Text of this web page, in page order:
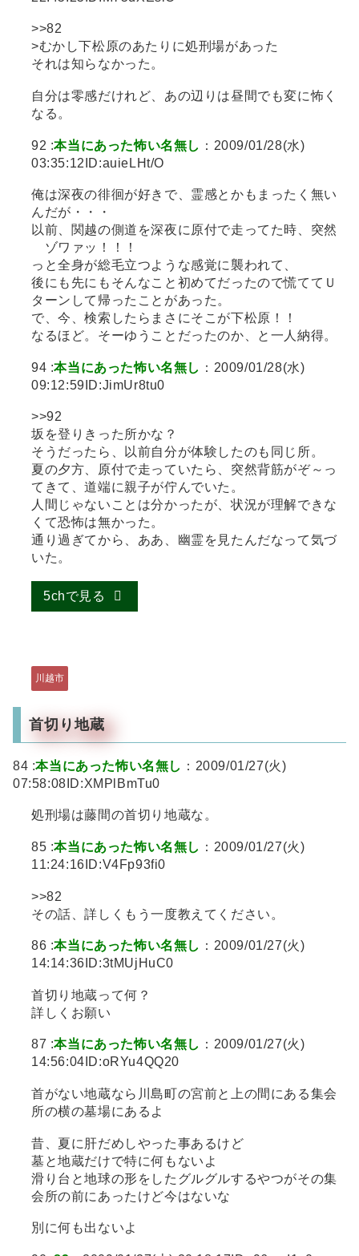
>>82
>むかし下松原のあたりに処刑場があった
それは知らなかった。
自分は零感だけれど、あの辺りは昼間でも変に怖く
なる。
92 :本当にあった怖い名無し ：2009/01/28(水)
03:35:12ID:auieLHt/O
俺は深夜の徘徊が好きで、霊感とかもまったく無い
んだが・・・
以前、関越の側道を深夜に原付で走ってた時、突然
ゾワァッ！！！
っと全身が総毛立つような感覚に襲われて、
後にも先にもそんなこと初めてだったので慌ててＵ
ターンして帰ったことがあった。
で、今、検索したらまさにそこが下松原！！
なるほど。そーゆうことだったのか、と一人納得。
94 :本当にあった怖い名無し ：2009/01/28(水)
09:12:59ID:JimUr8tu0
>>92
坂を登りきった所かな？
そうだったら、以前自分が体験したのも同じ所。
夏の夕方、原付で走っていたら、突然背筋がぞ～っ
てきて、道端に親子が佇んでいた。
人間じゃないことは分かったが、状況が理解できな
くて恐怖は無かった。
通り過ぎてから、ああ、幽霊を見たんだなって気づ
いた。
5chで見る
川越市
首切り地蔵
84 :本当にあった怖い名無し ：2009/01/27(火)
07:58:08ID:XMPlBmTu0
処刑場は藤間の首切り地蔵な。
85 :本当にあった怖い名無し ：2009/01/27(火)
11:24:16ID:V4Fp93fi0
>>82
その話、詳しくもう一度教えてください。
86 :本当にあった怖い名無し ：2009/01/27(火)
14:14:36ID:3tMUjHuC0
首切り地蔵って何？
詳しくお願い
87 :本当にあった怖い名無し ：2009/01/27(火)
14:56:04ID:oRYu4QQ20
首がない地蔵なら川島町の宮前と上の間にある集会
所の横の墓場にあるよ
昔、夏に肝だめしやった事あるけど
墓と地蔵だけで特に何もないよ
滑り台と地球の形をしたグルグルするやつがその集
会所の前にあったけど今はないな
別に何も出ないよ